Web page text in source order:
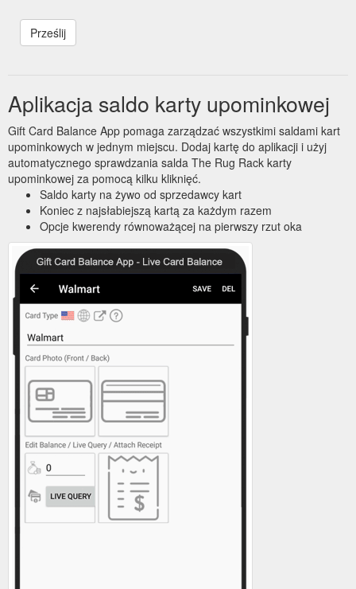
Aplikacja saldo karty upominkowej
Gift Card Balance App pomaga zarządzać wszystkimi saldami kart
upominkowych w jednym miejscu. Dodaj kartę do aplikacji i użyj
automatycznego sprawdzania salda The Rug Rack karty
upominkowej za pomocą kilku kliknięć.
Saldo karty na żywo od sprzedawcy kart
Koniec z najsłabiejszą kartą za każdym razem
Opcje kwerendy równoważącej na pierwszy rzut oka